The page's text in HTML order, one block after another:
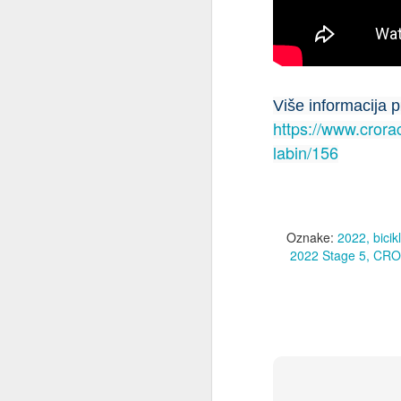
Više informacija
https://
labin/156
Oznake: 2022
2022 Stage 5